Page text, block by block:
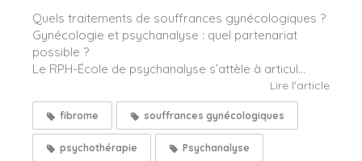
Quels traitements de souffrances gynécologiques ?
Gynécologie et psychanalyse : quel partenariat
possible ?
Le RPH-École de psychanalyse s’attèle à articul...
Lire l'article
fibrome souffrances gynécologiques
psychothérapie Psychanalyse